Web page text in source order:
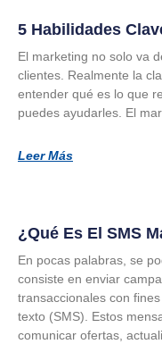
5 Habilidades
El marketing no solo va
clientes. Realmente la
entender qué es lo que
puedes ayudarles. El
Leer Más
¿Qué Es El SMS
En pocas palabras, se
consiste en enviar
transaccionales con
texto (SMS). Estos
comunicar ofertas,